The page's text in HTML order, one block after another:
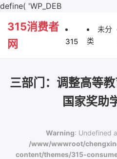
define( 'WP_DEB
315消费者
网
315
未分
类
三部门：调整高等
国家奖助
Warning: Undefined
/www/wwwroot/
content/themes/315-